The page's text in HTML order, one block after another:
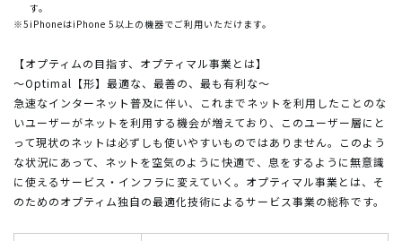
す。
※5 iPhoneはiPhone 5以上の機器でご利用いただけます。
【オプティムの目指す、オプティマル事業とは】
～Optimal【形】最適な、最善の、最も有利な～
急速なインターネット普及に伴い、これまでネットを利用したことのな
いユーザーがネットを利用する機会が増えており、このユーザー層にと
って現状のネットは必ずしも使いやすいものではありません。このよう
な状況にあって、ネットを空気のように快適で、息をするように無意識
に使えるサービス・インフラに変えていく。オプティマル事業とは、そ
のためのオプティム独自の最適化技術によるサービス事業の総称です。